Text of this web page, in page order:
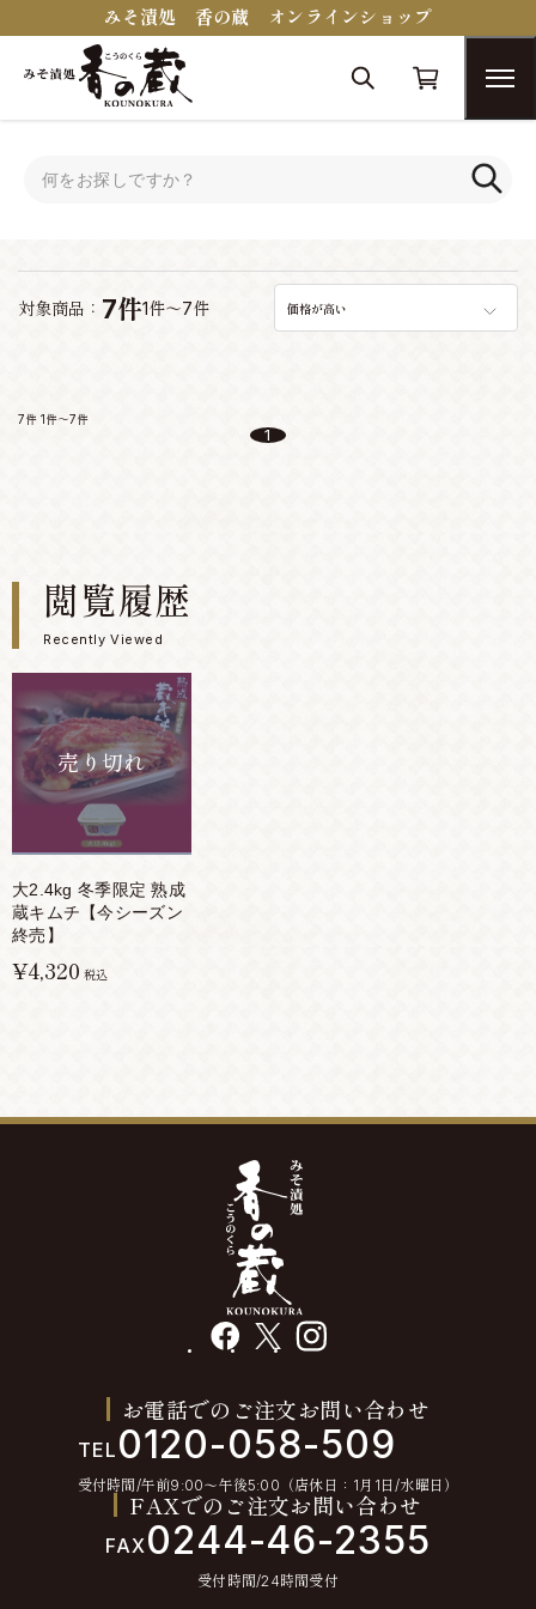
みそ漬処 香の蔵 オンラインショップ
対象商品： 7件1件～7件 価格が高い
7件 1件～7件
1
閲覧履歴
Recently Viewed
売り切れ
大2.4kg 冬季限定 熟成
蔵キムチ【今シーズン
終売】
¥4,320 税込
facebook instagram
お電話でのご注文お問い合わせ
TEL 0120-058-509
受付時間/午前9:00〜午後5:00（店休日：1月1日/水曜日）
FAXでのご注文お問い合わせ
FAX0244-46-2355
受付時間/24時間受付